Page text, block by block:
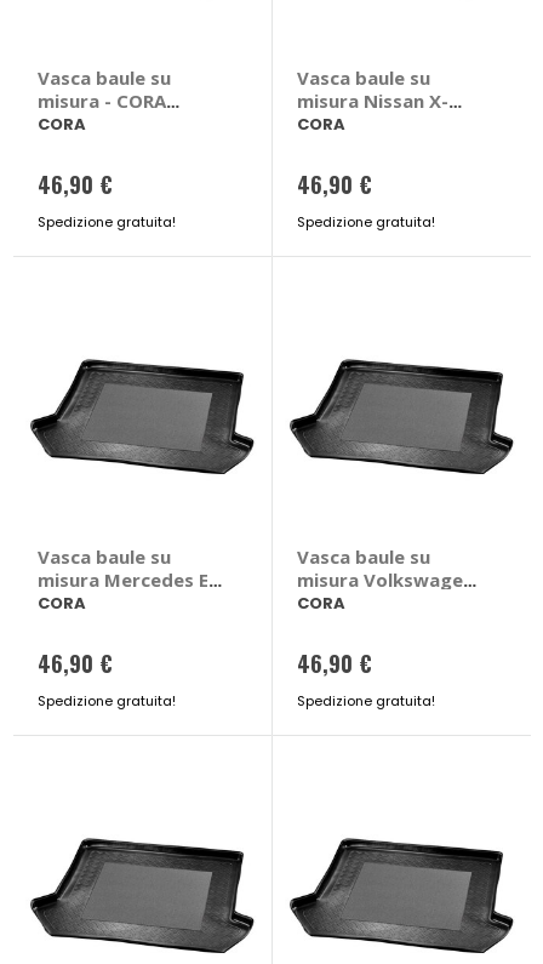
Vasca baule su
misura - CORA
Skoda Yeti
CORA
46,90 €
Spedizione gratuita!
Vasca baule su
misura Nissan X-
Trail 2014>2022 -
CORA
46,90 €
Spedizione gratuita!
Vasca baule su
misura Mercedes E
Class W213
W213 2016 > 2023 4
porte
CORA
46,90 €
Spedizione gratuita!
Vasca baule su
misura Volkswagen
Tiguan II 2016>2023
2023 con ruota di
scorta e pianale
alto
CORA
46,90 €
Spedizione gratuita!